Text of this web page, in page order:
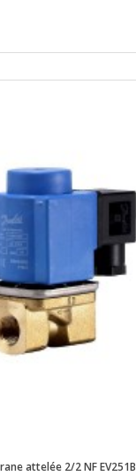
attelée 2/2 NF EV251B